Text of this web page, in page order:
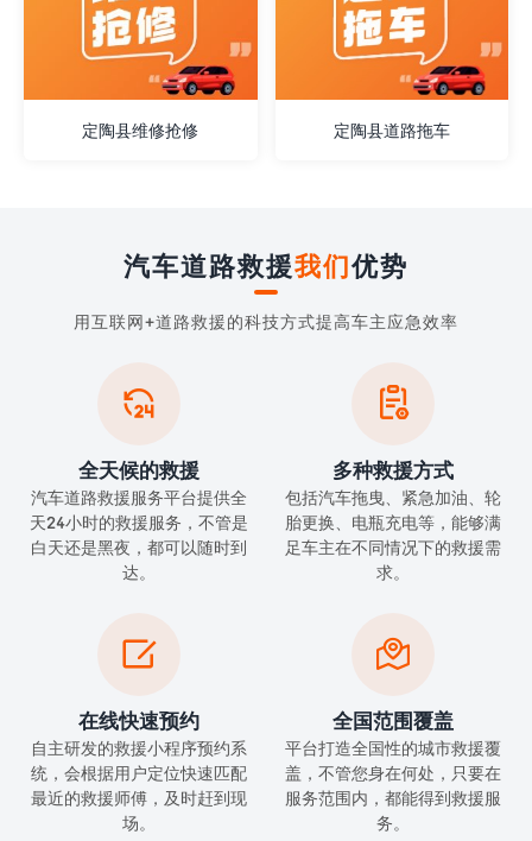
定陶县维修抢修 定陶县道路拖车
汽车道路救援我们优势
用互联网+道路救援的科技方式提高车主应急效率

全天候的救援
汽车道路救援服务平台提供全
天24小时的救援服务，不管是
白天还是黑夜，都可以随时到
达。

多种救援方式
包括汽车拖曳、紧急加油、轮
胎更换、电瓶充电等，能够满
足车主在不同情况下的救援需
求。

在线快速预约
自主研发的救援小程序预约系
统，会根据用户定位快速匹配
最近的救援师傅，及时赶到现
场。

全国范围覆盖
平台打造全国性的城市救援覆
盖，不管您身在何处，只要在
服务范围内，都能得到救援服
务。